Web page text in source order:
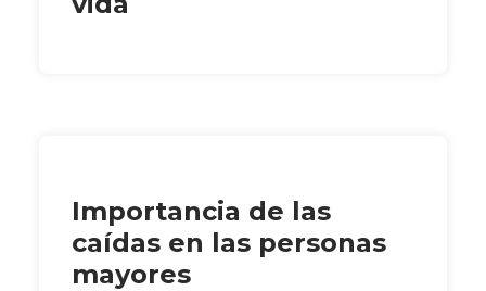
Importancia de las
caídas en las personas
mayores